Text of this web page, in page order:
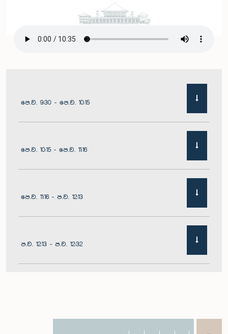
පෙ.ව. 9:30 - පෙ.ව. 10:15
පෙ.ව. 10:15 - පෙ.ව. 11:16
පෙ.ව. 11:16 - ප.ව. 12:13
ප.ව. 12:13 - ප.ව. 12:32